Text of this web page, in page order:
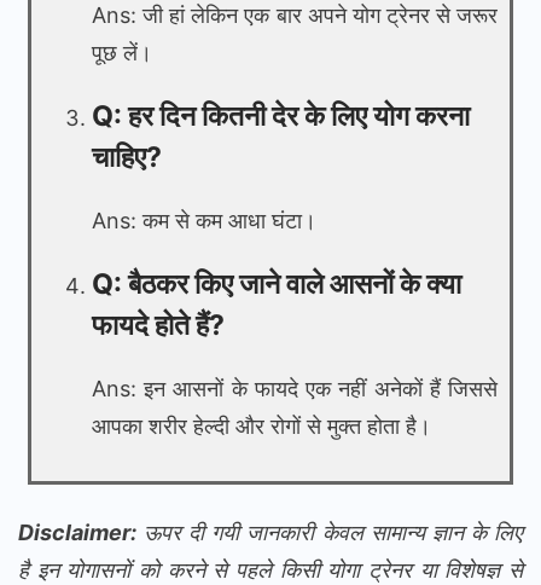
Ans: जी हां लेकिन एक बार अपने योग ट्रेनर से जरूर
पूछ लें।
Q: हर दिन कितनी देर के लिए योग करना
चाहिए?
Ans: कम से कम आधा घंटा।
Q: बैठकर किए जाने वाले आसनों के क्या
फायदे होते हैं?
Ans: इन आसनों के फायदे एक नहीं अनेकों हैं जिससे
आपका शरीर हेल्दी और रोगों से मुक्त होता है।
Disclaimer: ऊपर दी गयी जानकारी केवल सामान्य ज्ञान के लिए
है इन योगासनों को करने से पहले किसी योगा ट्रेनर या विशेषज्ञ से